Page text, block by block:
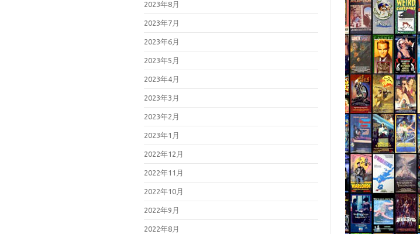
2023年8月
2023年7月
2023年6月
2023年5月
2023年4月
2023年3月
2023年2月
2023年1月
2022年12月
2022年11月
2022年10月
2022年9月
2022年8月